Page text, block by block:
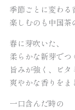
季節ごとに変わる
楽しむのも中国茶
春に芽吹いた、
柔らかな新芽でつ
旨みが強く、ビタ
爽やかな香りをま
一口含んだ時の